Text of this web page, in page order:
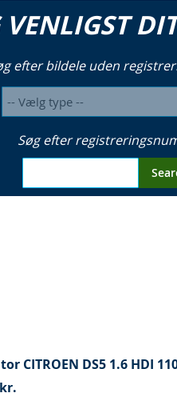
efter bildele uden
Søg efter
CITROEN DS5 1.6 HDI